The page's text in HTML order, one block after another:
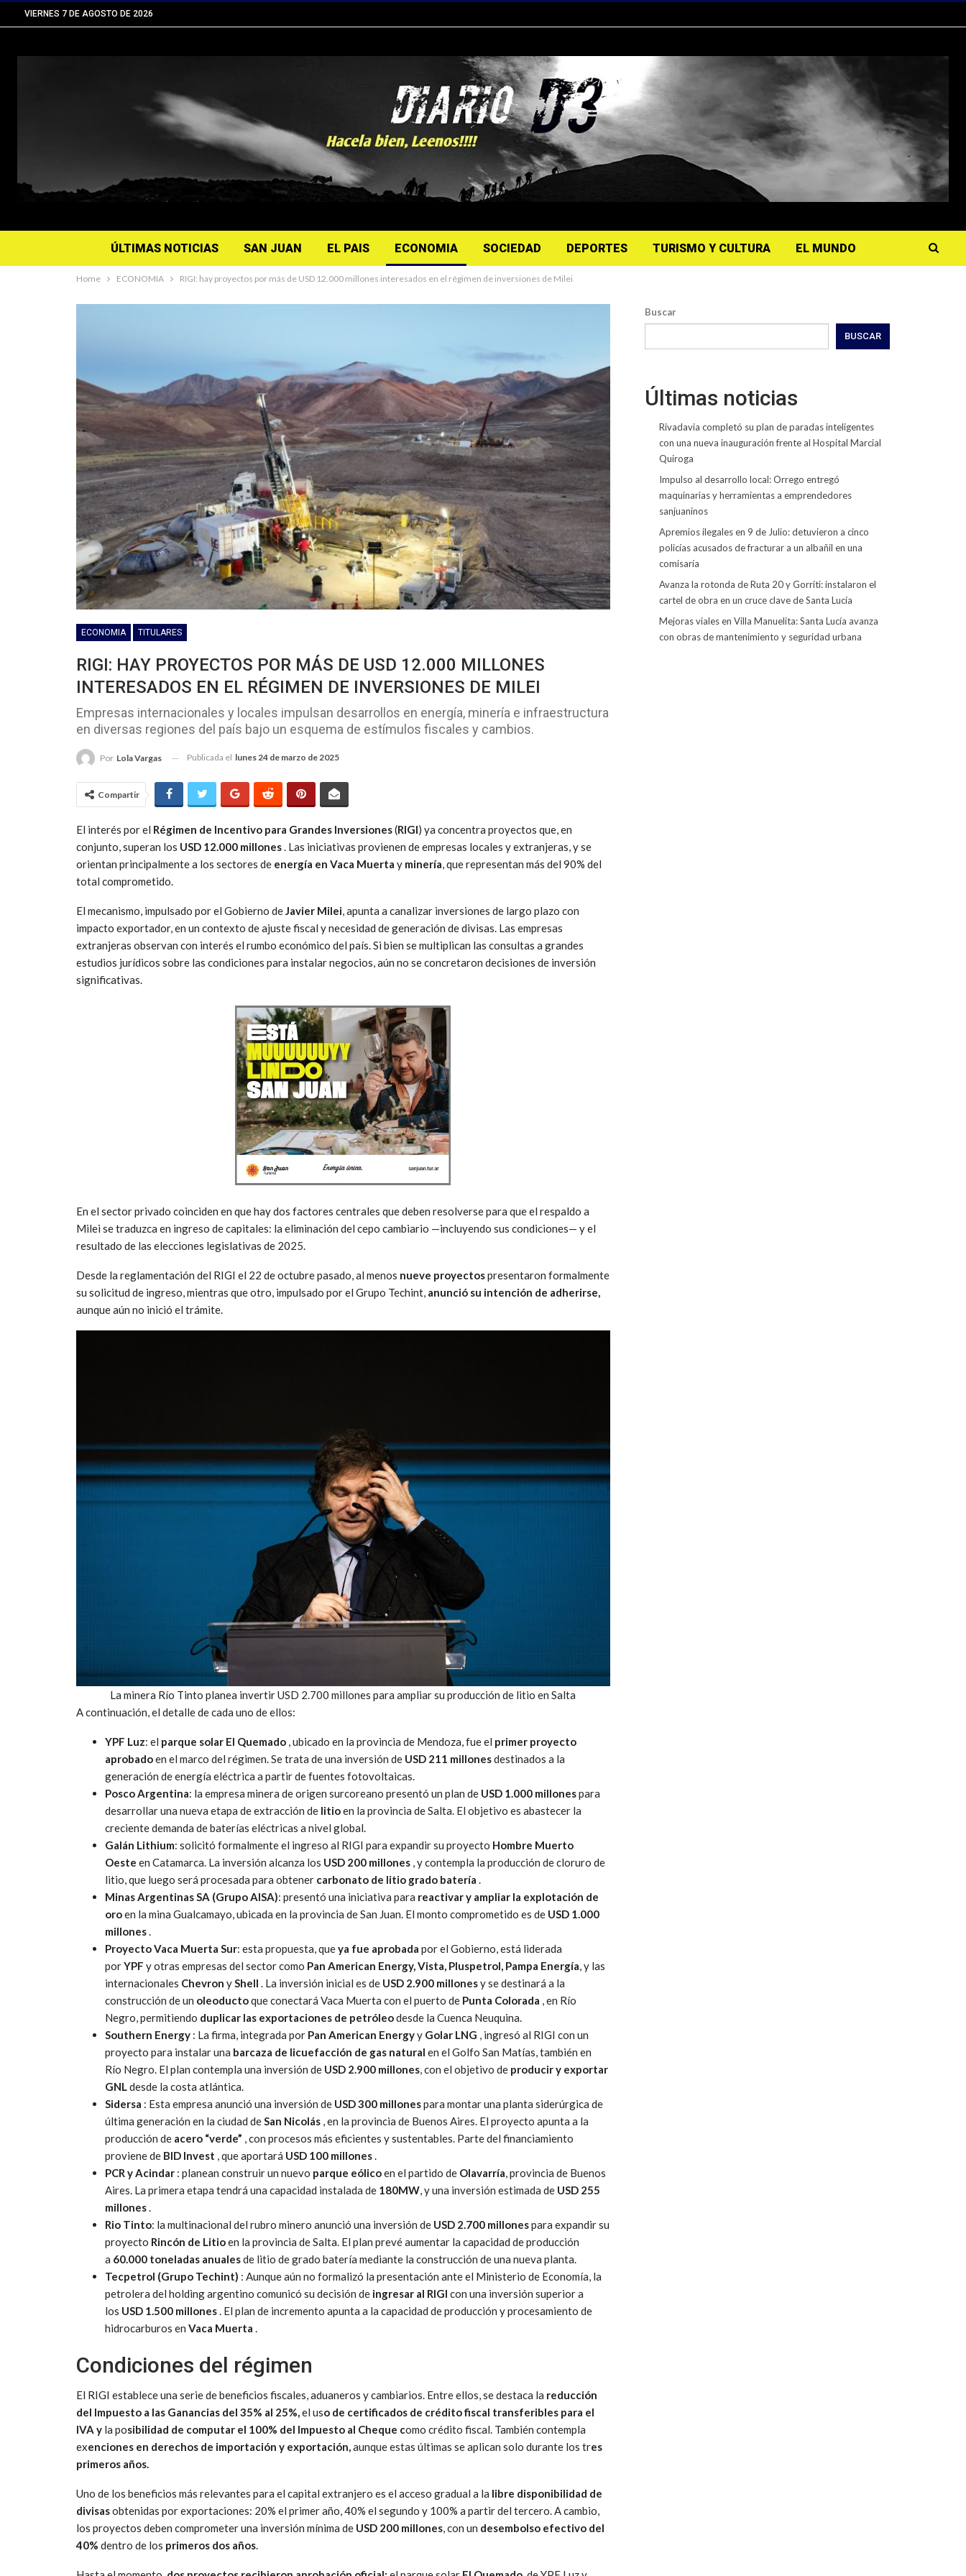
VIERNES 7 DE AGOSTO DE 2026
ÚLTIMAS NOTICIAS SAN JUAN EL PAIS ECONOMIA SOCIEDAD DEPORTES TURISMO Y CULTURA EL MUNDO
Home ECONOMIA RIGI: hay proyectos por más de USD 12.000 millones interesados ​​en el régimen de inversiones de Milei
ECONOMIA TITULARES
RIGI: HAY PROYECTOS POR MÁS DE USD 12.000 MILLONES
INTERESADOS ​​EN EL RÉGIMEN DE INVERSIONES DE MILEI
Empresas internacionales y locales impulsan desarrollos en energía, minería e infraestructura
en diversas regiones del país bajo un esquema de estímulos fiscales y cambios.
Por Lola Vargas Publicada el lunes 24 de marzo de 2025
Compartir
El interés por el Régimen de Incentivo para Grandes Inversiones(RIGI) ya concentra proyectos que, en
conjunto, superan los USD 12.000 millones. Las iniciativas provienen de empresas locales y extranjeras, y se
orientan principalmente a los sectores de energía en Vaca Muerta y minería, que representan más del 90% del
total comprometido.
El mecanismo, impulsado por el Gobierno deJavier Milei, apunta a canalizar inversiones de largo plazo con
impacto exportador, en un contexto de ajuste fiscal y necesidad de generación de divisas. Las empresas
extranjeras observan con interés el rumbo económico del país. Si bien se multiplican las consultas a grandes
estudios jurídicos sobre las condiciones para instalar negocios, aún no se concretaron decisiones de inversión
significativas.
En el sector privado coinciden en que hay dos factores centrales que deben resolverse para que el respaldo a
Milei se traduzca en ingreso de capitales: la eliminación del cepo cambiario —incluyendo sus condiciones— y el
resultado de las elecciones legislativas de 2025.
Desde la reglamentación del RIGI el 22 de octubre pasado, al menos nueve proyectospresentaron formalmente
su solicitud de ingreso, mientras que otro, impulsado por el Grupo Techint, anunció su intención de adherirse,
aunque aún no inició el trámite.
La minera Río Tinto planea invertir USD 2.700 millones para ampliar su producción de litio en Salta
A continuación, el detalle de cada uno de ellos:
YPF Luz: el parque solar El Quemado , ubicado en la provincia de Mendoza, fue el primer proyecto
aprobadoen el marco del régimen. Se trata de una inversión de USD 211 millonesdestinados a la
generación de energía eléctrica a partir de fuentes fotovoltaicas.
Posco Argentina: la empresa minera de origen surcoreano presentó un plan de USD 1.000 millonespara
desarrollar una nueva etapa de extracción de litioen la provincia de Salta. El objetivo es abastecer la
creciente demanda de baterías eléctricas a nivel global.
Galán Lithium: solicitó formalmente el ingreso al RIGI para expandir su proyecto Hombre Muerto
Oeste en Catamarca. La inversión alcanza los USD 200 millones , y contempla la producción de cloruro de
litio, que luego será procesada para obtener carbonato de litio grado batería .
Minas Argentinas SA (Grupo AISA): presentó una iniciativa para reactivar y ampliar la explotación de
oroen la mina Gualcamayo, ubicada en la provincia de San Juan. El monto comprometido es de USD 1.000
millones.
Proyecto Vaca Muerta Sur: esta propuesta, queya fue aprobada por el Gobierno, está liderada
porYPF y otras empresas del sector como Pan American Energy, Vista, Pluspetrol, Pampa Energía, y las
internacionales Chevron yShell . La inversión inicial es de USD 2.900 millonesy se destinará a la
construcción de un oleoductoque conectará Vaca Muerta con el puerto de Punta Colorada , en Río
Negro, permitiendo duplicar las exportaciones de petróleodesde la Cuenca Neuquina.
Southern Energy : La firma, integrada por Pan American Energyy Golar LNG , ingresó al RIGI con un
proyecto para instalar una barcaza de licuefacción de gas natural en el Golfo San Matías, también en
Río Negro. El plan contempla una inversión de USD 2.900 millones, con el objetivo de producir y exportar
GNLdesde la costa atlántica.
Sidersa : Esta empresa anunció una inversión de USD 300 millonespara montar una planta siderúrgica de
última generación en la ciudad deSan Nicolás , en la provincia de Buenos Aires. El proyecto apunta a la
producción de acero “verde” , con procesos más eficientes y sustentables. Parte del financiamiento
proviene de BID Invest , que aportará USD 100 millones.
PCR y Acindar : planean construir un nuevo parque eólicoen el partido de Olavarría, provincia de Buenos
Aires. La primera etapa tendrá una capacidad instalada de 180MW, y una inversión estimada de USD 255
millones.
Rio Tinto: la multinacional del rubro minero anunció una inversión de USD 2.700 millonespara expandir su
proyecto Rincón de Litioen la provincia de Salta. El plan prevé aumentar la capacidad de producción
a 60.000 toneladas anualesde litio de grado batería mediante la construcción de una nueva planta.
Tecpetrol (Grupo Techint) : Aunque aún no formalizó la presentación ante el Ministerio de Economía, la
petrolera del holding argentino comunicó su decisión de ingresar al RIGI con una inversión superior a
los USD 1.500 millones. El plan de incremento apunta a la capacidad de producción y procesamiento de
hidrocarburos en Vaca Muerta .
Condiciones del régimen
El RIGI establece una serie de beneficios fiscales, aduaneros y cambiarios. Entre ellos, se destaca la reducción
del Impuesto a las Ganancias del 35% al 25%,el uso de certificados de crédito fiscal transferibles para el
IVA y la posibilidad de computar el 100% del Impuesto al Cheque como crédito fiscal. También contempla
exenciones en derechos de importación y exportación,aunque estas últimas se aplican solo durante los tres
primeros años.
Uno de los beneficios más relevantes para el capital extranjero es el acceso gradual a la libre disponibilidad de
divisasobtenidas por exportaciones: 20% el primer año, 40% el segundo y 100% a partir del tercero. A cambio,
los proyectos deben comprometer una inversión mínima de USD 200 millones, con un desembolso efectivo del
40% dentro de los primeros dos años.
Buscar
BUSCAR
Últimas noticias
Rivadavia completó su plan de paradas inteligentes
con una nueva inauguración frente al Hospital Marcial
Quiroga
Impulso al desarrollo local: Orrego entregó
maquinarias y herramientas a emprendedores
sanjuaninos
Apremios ilegales en 9 de Julio: detuvieron a cinco
policías acusados de fracturar a un albañil en una
comisaría
Avanza la rotonda de Ruta 20 y Gorriti: instalaron el
cartel de obra en un cruce clave de Santa Lucía
Mejoras viales en Villa Manuelita: Santa Lucía avanza
con obras de mantenimiento y seguridad urbana